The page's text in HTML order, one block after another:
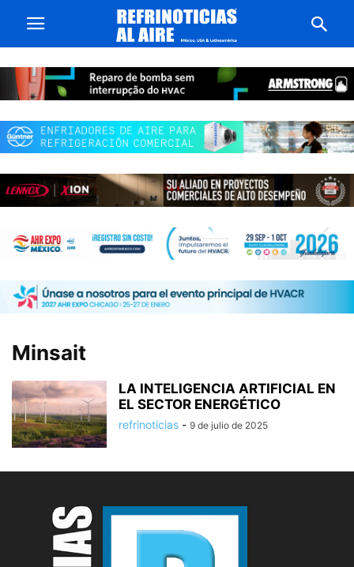
Minsait
LA INTELIGENCIA ARTIFICIAL EN
EL SECTOR ENERGÉTICO
refrinoticias - 9 de julio de 2025